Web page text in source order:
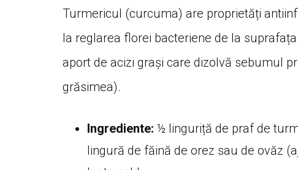
Turmericul (curcuma) are proprietăți
la reglarea florei bacteriene de la
aport de acizi grași care dizolvă sebumul
grăsimea).
Ingrediente: ½ linguriță de praf de
lingură de făină de orez sau de ovăz